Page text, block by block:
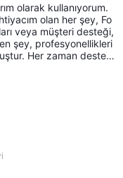
olarak kullanıyorum.
olan her şey, Fo
veya müşteri desteği,
şey, profesyonellikleri
Her zaman destekl
daha iyi ticaret kararlar
bir broker arayan h